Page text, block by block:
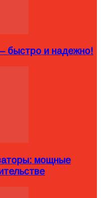
быстро и надежно!
мощные